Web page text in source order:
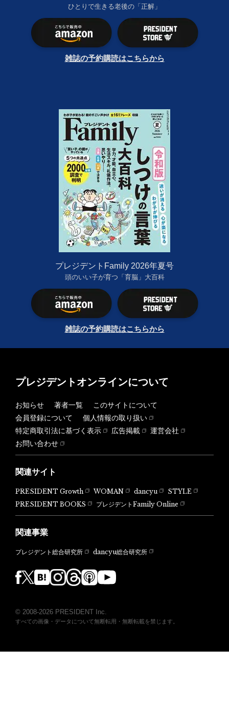
ひとりで生きる老後の「正解」
雑誌の予約購読はこちらから
プレジデントFamily 2026年夏号
頭のいい子が育つ「育脳」大百科
雑誌の予約購読はこちらから
プレジデントオンラインについて
お知らせ 著者一覧
このサイトについて
会員登録について
個人情報の取り扱い
特定商取引法に基づく表示
広告掲載
運営会社
お問い合わせ
関連サイト
PRESIDENT Growth WOMAN dancyu
STYLE
PRESIDENT BOOKS
プレジデントFamily Online
関連事業
プレジデント総合研究所 dancyu総合研究所
© 2008-2026 PRESIDENT Inc.
すべての画像・データについて無断転用・無断転載を禁じます。